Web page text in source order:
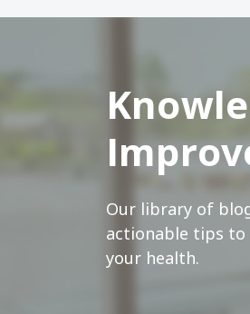
Our library of
actionable tips
your health.